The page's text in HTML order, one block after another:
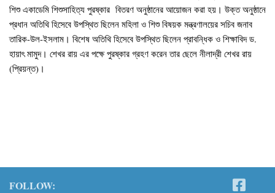
শিশু একাডেমি শিশুসাহিত্য পুরষ্কার বিতরণ অনুষ্ঠানের আয়োজন করা হয়। উক্ত অনুষ্ঠানে
প্রধান অতিথি হিসেবে উপস্থিত ছিলেন মহিলা ও শিশু বিষয়ক মন্ত্রণালয়ের সচিব জনাব
তারিক-উল-ইসলাম। বিশেষ অতিথি হিসেবে উপস্থিত ছিলেন প্রাবন্ধিক ও শিক্ষাবিদ ড.
হায়াৎ মামুদ। শেখর রায় এর পক্ষে পুরষ্কার গ্রহণ করেন তার ছেলে নীলাদ্রী শেখর রায়
(প্রিয়ন্ত)।
FOLLOW: